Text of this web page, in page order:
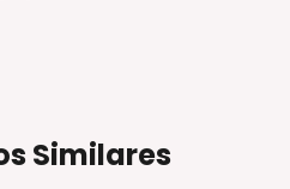
Similares